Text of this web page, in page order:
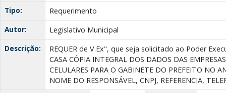
Tipo:
Requerimento
Autor:
Legislativo Municipal
Descrição:
REQUER de V.Ex", que seja solicitado ao Poder
CASA CÓPIA INTEGRAL DOS DADOS DAS
CELULARES PARA O GABINETE DO PREFEITO NO
NOME DO RESPONSÁVEL, CNPJ, REFERENCIA,